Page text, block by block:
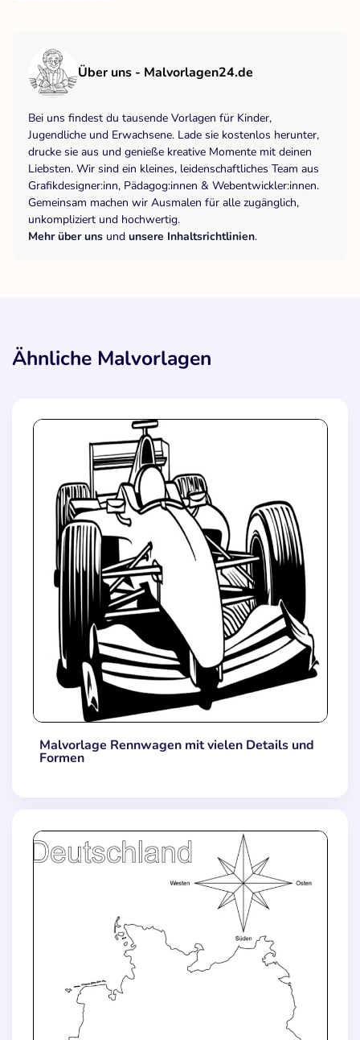
Über uns - Malvorlagen24.de
Bei uns findest du tausende Vorlagen für Kinder,
Jugendliche und Erwachsene. Lade sie kostenlos herunter,
drucke sie aus und genieße kreative Momente mit deinen
Liebsten. Wir sind ein kleines, leidenschaftliches Team aus
Grafikdesigner:inn, Pädagog:innen & Webentwickler:innen.
Gemeinsam machen wir Ausmalen für alle zugänglich,
unkompliziert und hochwertig.
Mehr über uns und unsere Inhaltsrichtlinien.
Ähnliche Malvorlagen
Malvorlage Rennwagen mit vielen Details und
Formen